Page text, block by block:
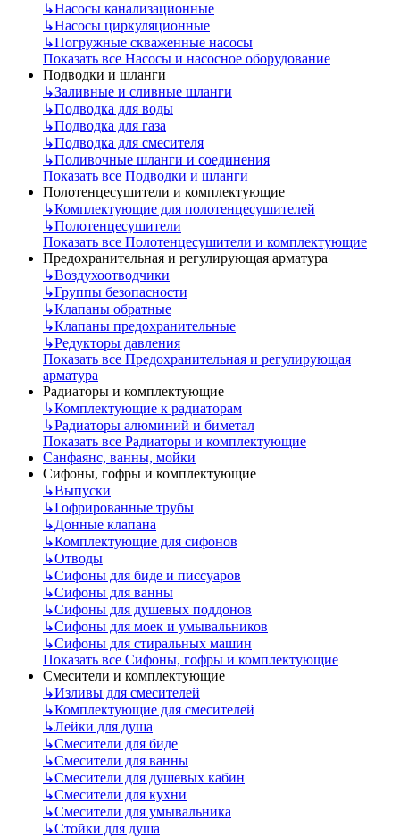
↳Насосы канализационные
↳Насосы циркуляционные
↳Погружные скваженные насосы
Показать все Насосы и насосное оборудование
Подводки и шланги
↳Заливные и сливные шланги
↳Подводка для воды
↳Подводка для газа
↳Подводка для смесителя
↳Поливочные шланги и соединения
Показать все Подводки и шланги
Полотенцесушители и комплектующие
↳Комплектующие для полотенцесушителей
↳Полотенцесушители
Показать все Полотенцесушители и комплектующие
Предохранительная и регулирующая арматура
↳Воздухоотводчики
↳Группы безопасности
↳Клапаны обратные
↳Клапаны предохранительные
↳Редукторы давления
Показать все Предохранительная и регулирующая
арматура
Радиаторы и комплектующие
↳Комплектующие к радиаторам
↳Радиаторы алюминий и биметал
Показать все Радиаторы и комплектующие
Санфаянс, ванны, мойки
Сифоны, гофры и комплектующие
↳Выпуски
↳Гофрированные трубы
↳Донные клапана
↳Комплектующие для сифонов
↳Отводы
↳Сифоны для биде и писсуаров
↳Сифоны для ванны
↳Сифоны для душевых поддонов
↳Сифоны для моек и умывальников
↳Сифоны для стиральных машин
Показать все Сифоны, гофры и комплектующие
Смесители и комплектующие
↳Изливы для смесителей
↳Комплектующие для смесителей
↳Лейки для душа
↳Смесители для биде
↳Смесители для ванны
↳Смесители для душевых кабин
↳Смесители для кухни
↳Смесители для умывальника
↳Стойки для душа